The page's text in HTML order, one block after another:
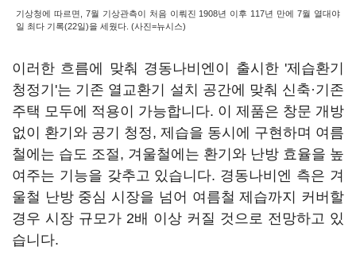
기상청에 따르면, 7월 기상관측이 처음 이뤄진 1908년 이후 117년 만에 7월 열대야
일 최다 기록(22일)을 세웠다. (사진=뉴시스)
이러한 흐름에 맞춰 경동나비엔이 출시한 '제습환기
청정기'는 기존 열교환기 설치 공간에 맞춰 신축·기존
주택 모두에 적용이 가능합니다. 이 제품은 창문 개방
없이 환기와 공기 청정, 제습을 동시에 구현하며 여름
철에는 습도 조절, 겨울철에는 환기와 난방 효율을 높
여주는 기능을 갖추고 있습니다. 경동나비엔 측은 겨
울철 난방 중심 시장을 넘어 여름철 제습까지 커버할
경우 시장 규모가 2배 이상 커질 것으로 전망하고 있
습니다.